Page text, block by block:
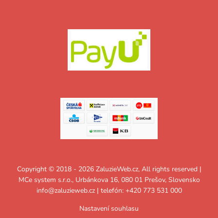
Copyright © 2018 - 2026 ZaluzieWeb.cz, All rights reserved |
MCe system s.r.o., Urbánkova 16, 080 01 Prešov, Slovensko
info@zaluzieweb.cz| telefón: +420 773 531 000
Nastavení souhlasu